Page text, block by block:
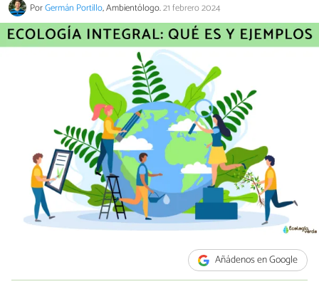
PorGermán Portillo, Ambientólogo.21 febrero 2024
Añádenos en Google